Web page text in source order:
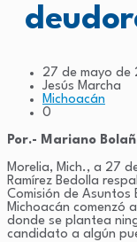
27 de mayo de
Jesús Marcha
Michoacán
0
Por.- Mariano
Morelia, Mich., a 27
Ramírez Bedolla
Comisión de Asuntos
Michoacán comenzó
donde se plantea
candidato a algún